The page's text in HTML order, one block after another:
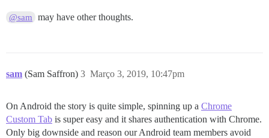
@sam may have other thoughts.
sam (Sam Saffron) Março 3, 2019, 10:47pm
3
On Android the story is quite simple, spinning up a Chrome
Custom Tab is super easy and it shares authentication with Chrome.
Only big downside and reason our Android team members avoid